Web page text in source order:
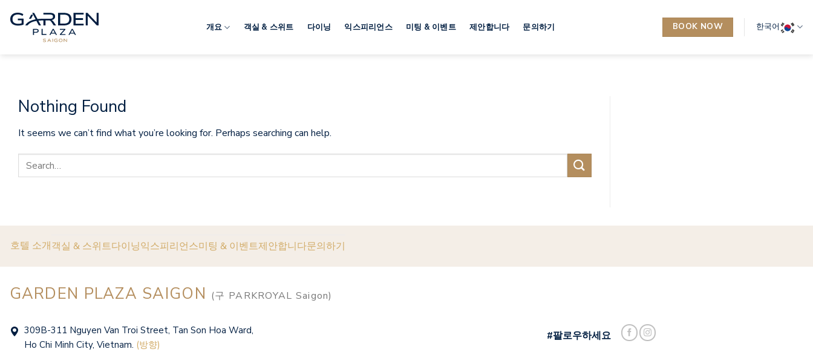
content
개요 객실 & 스위트 다이닝 익스피리언스 미팅 & 이벤트 제안합니다 문의하기 BOOK NOW 한국어
Nothing Found
It seems we can’t find what you’re looking for. Perhaps searching can help.
호텔 소개객실 & 스위트다이닝익스피리언스미팅 & 이벤트제안합니다문의하기
GARDEN PLAZA SAIGON (구 PARKROYAL Saigon)
309B-311 Nguyen Van Troi Street, Tan Son Hoa Ward,
Ho Chi Minh City, Vietnam. (방향)
#팔로우하세요